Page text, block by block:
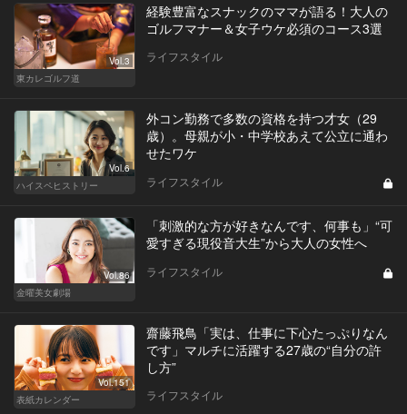
Vol.3
東カレゴルフ道
経験豊富なスナックのママが語る！大人の
ゴルフマナー＆女子ウケ必須のコース3選
ライフスタイル
Vol.6
ハイスペヒストリー
外コン勤務で多数の資格を持つ才女（29
歳）。母親が小・中学校あえて公立に通わ
せたワケ
ライフスタイル
Vol.86
金曜美女劇場
「刺激的な方が好きなんです、何事も」“可
愛すぎる現役音大生”から大人の女性へ
ライフスタイル
Vol.151
表紙カレンダー
齋藤飛鳥「実は、仕事に下心たっぷりなん
です」マルチに活躍する27歳の“自分の許
し方”
ライフスタイル